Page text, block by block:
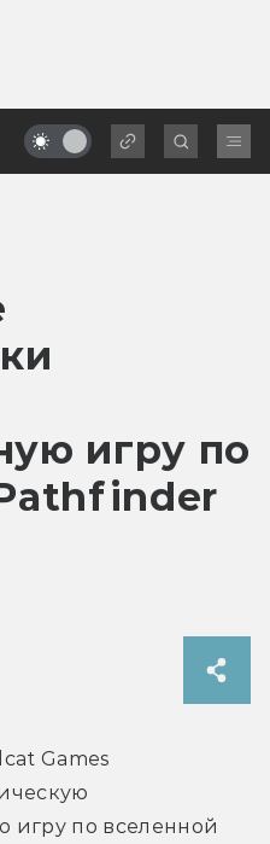
игру по
игру по вселенной